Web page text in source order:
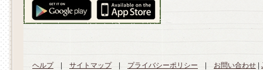
ヘルプ| サイトマップ| プライバシーポリシー お問い合わせ